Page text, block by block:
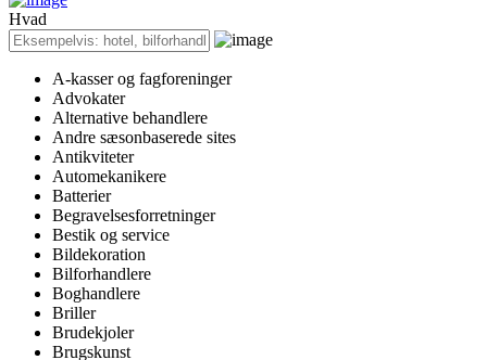
Hvad
A-kasser og fagforeninger
Advokater
Alternative behandlere
Andre sæsonbaserede sites
Antikviteter
Automekanikere
Batterier
Begravelsesforretninger
Bestik og service
Bildekoration
Bilforhandlere
Boghandlere
Briller
Brudekjoler
Brugskunst